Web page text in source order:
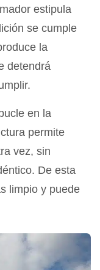
estipula
se cumple
la
detendrá
en la
permite
vez, sin
De esta
limpio y puede